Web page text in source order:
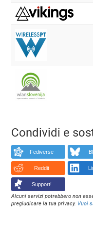
Condividi e
Fediverse
Reddit
Support!
Alcuni servizi potrebbero non
pregiudicare la tua privacy. Vuoi